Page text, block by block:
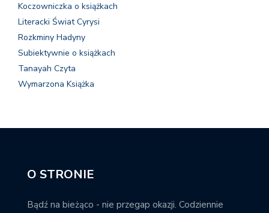
Koczowniczka o książkach
Literacki Świat Cyrysi
Rozkminy Hadyny
Subiektywnie o książkach
Tanayah Czyta
Wymarzona Książka
O STRONIE
Bądź na bieżąco - nie przegap okazji. Codziennie